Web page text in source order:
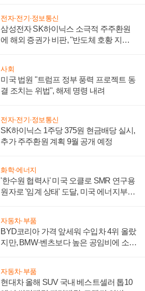
전자·전기·정보통신
삼성전자 SK하이닉스 소극적 주주환원
에 해외 증권가 비판, "반도체 호황 지속
사회
미국 법원 "트럼프 정부 풍력 프로젝트 동
결 조치는 위법", 해제 명령 내려
전자·전기·정보통신
SK하이닉스 1주당 375원 현금배당 실시,
추가 주주환원 계획 9월 공개 예정
화학·에너지
'한수원 협력사' 미국 오클로 SMR 연구용
원자로 '임계 상태' 도달, 미국 에너지부
자동차·부품
BYD코리아 가격 앞세워 수입차 4위 올랐
지만, BMW·벤츠보다 높은 공임비에 소비
자동차·부품
현대차 올해 SUV 국내 베스트셀러 톱10